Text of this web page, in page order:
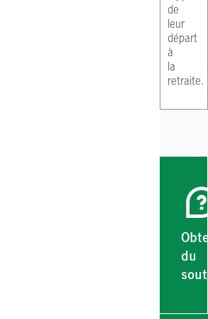
de
leur
départ
à
la
retraite.
du